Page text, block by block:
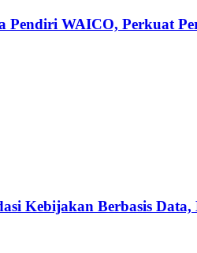
Pendiri WAICO, Perkuat
Kebijakan Berbasis